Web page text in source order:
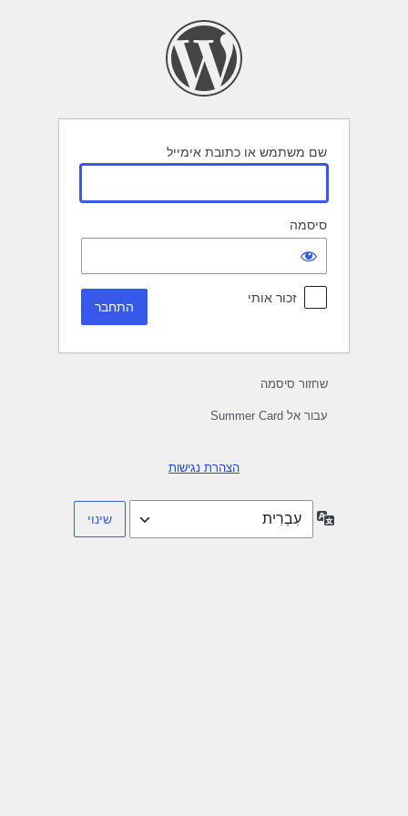
שם משתמש או כתובת אימייל
סיסמה
זכור אותי
שחזור סיסמה
עבור אל Summer Card
הצהרת נגישות
שפה